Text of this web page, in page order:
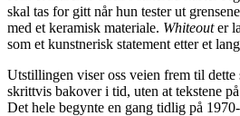
skal tas for gitt når hun tester ut
med et keramisk materiale. Whiteouter
som et kunstnerisk statement etter et
Utstillingen viser oss veien frem til
skrittvis bakover i tid, uten at tekstene
Det hele begynte en gang tidlig på